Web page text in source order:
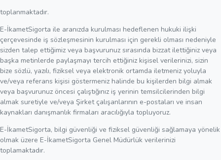
toplanmaktadır.
E-İkametSigorta ile aranızda kurulması hedeflenen hukuki ilişki
çerçevesinde iş sözleşmesinin kurulması için gerekli olması nedeniyle
sizden talep ettiğimiz veya başvurunuz sırasında bizzat ilettiğiniz veya
başka metinlerde paylaşmayı tercih ettiğiniz kişisel verilerinizi, sizin
bize sözlü, yazılı, fiziksel veya elektronik ortamda iletmeniz yoluyla
ve/veya referans kişisi göstermeniz halinde bu kişilerden bilgi almak
veya başvurunuz öncesi çalıştığınız iş yerinin temsilcilerinden bilgi
almak suretiyle ve/veya Şirket çalışanlarının e-postaları ve insan
kaynakları danışmanlık firmaları aracılığıyla topluyoruz.
E-İkametSigorta, bilgi güvenliği ve fiziksel güvenliği sağlamaya yönelik
olmak üzere E-İkametSigorta Genel Müdürlük verilerinizi
toplamaktadır.